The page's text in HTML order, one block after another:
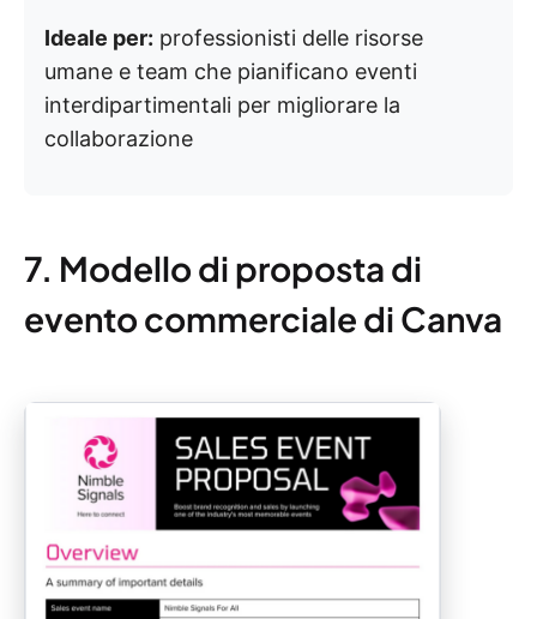
Ideale per: professionisti delle risorse
umane e team che pianificano eventi
interdipartimentali per migliorare la
collaborazione
7. Modello di proposta di
evento commerciale di Canva